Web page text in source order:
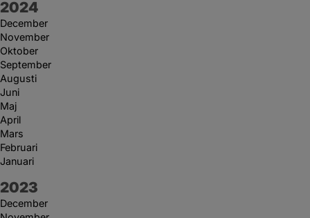
År:
2024
December
November
Oktober
September
Augusti
Juni
Maj
April
Mars
Februari
Januari
År:
2023
December